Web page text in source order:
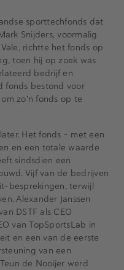
sporttechfonds dat
Snijders, voormalig
richtte het fonds op
toen hij op zoek was
bedrijf en
fonds bestond voor
zo'n fonds op te
Het fonds - met een
en een totale waarde
sindsdien een
Vijf van de bedrijven
besprekingen, terwijl
Alexander Janssen
DSTF als CEO
van TopSportsLab in
en een van de eerste
van een
de Nooijer werd